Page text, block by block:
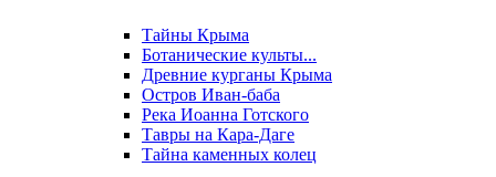
Тайны Крыма
Ботанические культы...
Древние курганы Крыма
Остров Иван-баба
Река Иоанна Готского
Тавры на Кара-Даге
Тайна каменных колец